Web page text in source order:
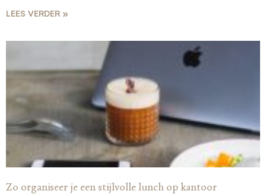
LEES VERDER »
Zo organiseer je een stijlvolle lunch op kantoor